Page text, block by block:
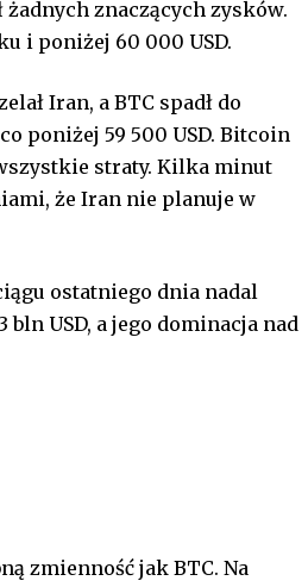
znaczących zysków.
i poniżej 60 000 USD.
Iran, a BTC spadł do
poniżej 59 500 USD. Bitcoin
straty. Kilka minut
że Iran nie planuje w
ostatniego dnia nadal
bln USD, a jego dominacja nad
zmienność jak BTC. Na